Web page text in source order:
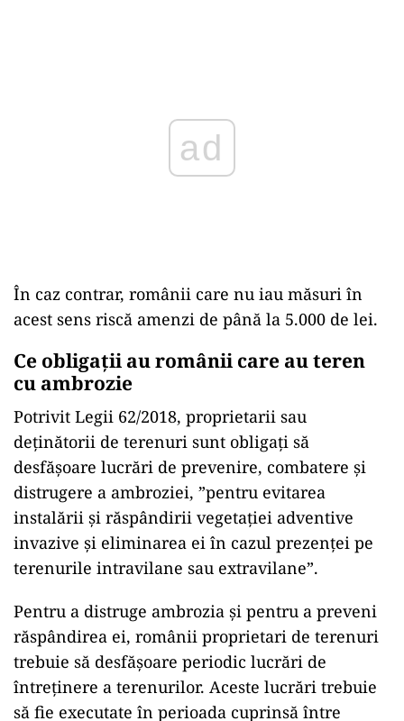
În caz contrar, românii care nu iau măsuri în
acest sens riscă amenzi de până la 5.000 de lei.
Ce obligații au românii care au teren
cu ambrozie
Potrivit Legii 62/2018, proprietarii sau
deținătorii de terenuri sunt obligați să
desfășoare lucrări de prevenire, combatere și
distrugere a ambroziei, ”pentru evitarea
instalării și răspândirii vegetației adventive
invazive și eliminarea ei în cazul prezenței pe
terenurile intravilane sau extravilane”.
Pentru a distruge ambrozia și pentru a preveni
răspândirea ei, românii proprietari de terenuri
trebuie să desfășoare periodic lucrări de
întreținere a terenurilor. Aceste lucrări trebuie
să fie executate în perioada cuprinsă între